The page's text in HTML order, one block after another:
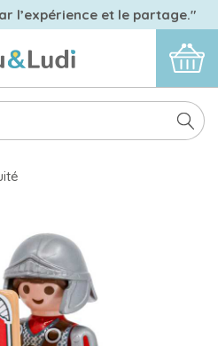
l’expérience et le partage."